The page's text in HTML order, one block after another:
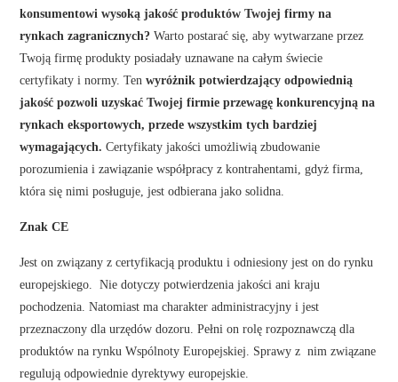
konsumentowi wysoką jakość produktów Twojej firmy na
rynkach zagranicznych? Warto postarać się, aby wytwarzane przez
Twoją firmę produkty posiadały uznawane na całym świecie
certyfikaty i normy. Tenwyróżnik potwierdzający odpowiednią
jakość pozwoli uzyskać Twojej firmie przewagę konkurencyjną na
rynkach eksportowych, przede wszystkim tych bardziej
wymagających. Certyfikaty jakości umożliwią zbudowanie
porozumienia i zawiązanie współpracy z kontrahentami, gdyż firma,
która się nimi posługuje, jest odbierana jako solidna.
Znak CE
Jest on związany z certyfikacją produktu i odniesiony jest on do rynku
europejskiego. Nie dotyczy potwierdzenia jakości ani kraju
pochodzenia. Natomiast ma charakter administracyjny i jest
przeznaczony dla urzędów dozoru. Pełni on rolę rozpoznawczą dla
produktów na rynku Wspólnoty Europejskiej. Sprawy z nim związane
regulują odpowiednie dyrektywy europejskie.